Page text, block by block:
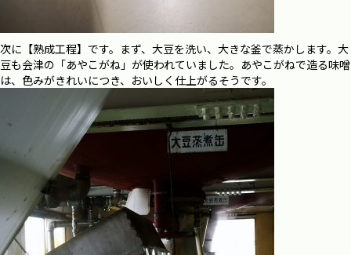
次に【熟成工程】です。まず、大豆を洗い、大きな釜で蒸かします。大
豆も会津の「あやこがね」が使われていました。あやこがねで造る味噌
は、色みがきれいにつき、おいしく仕上がるそうです。